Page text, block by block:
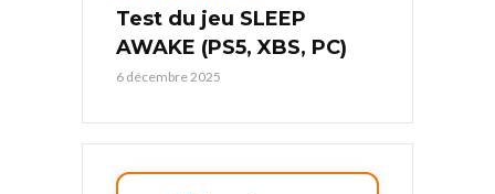
Test du jeu SLEEP
AWAKE (PS5, XBS, PC)
6 décembre 2025